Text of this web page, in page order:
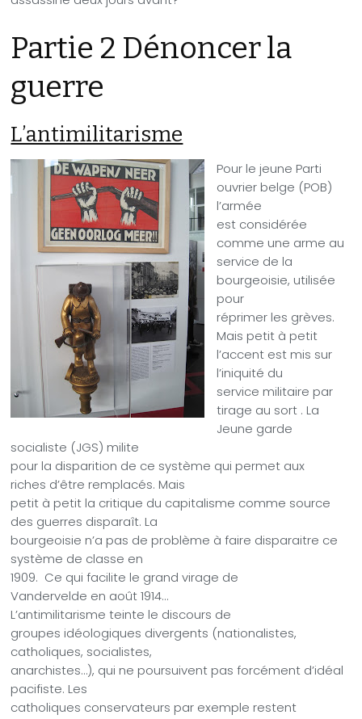
Partie 2 Dénoncer la
guerre
L’antimilitarisme
Pour le jeune Parti
ouvrier belge (POB)
l’armée
est considérée
comme une arme au
service de la
bourgeoisie, utilisée
pour
réprimer les grèves.
Mais petit à petit
l’accent est mis sur
l’iniquité du
service militaire par
tirage au sort . La
Jeune garde
socialiste (JGS) milite
pour la disparition de ce système qui permet aux
riches d’être remplacés. Mais
petit à petit la critique du capitalisme comme source
des guerres disparaît. La
bourgeoisie n’a pas de problème à faire disparaitre ce
système de classe en
1909. Ce qui facilite le grand virage de
Vandervelde en août 1914…
L’antimilitarisme teinte le discours de
groupes idéologiques divergents (nationalistes,
catholiques, socialistes,
anarchistes…), qui ne poursuivent pas forcément d’idéal
pacifiste. Les
catholiques conservateurs par exemple restent